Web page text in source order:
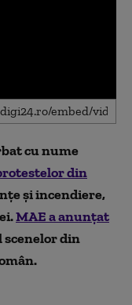
cu nume
din
și incendiere,
MAE a anunțat
din